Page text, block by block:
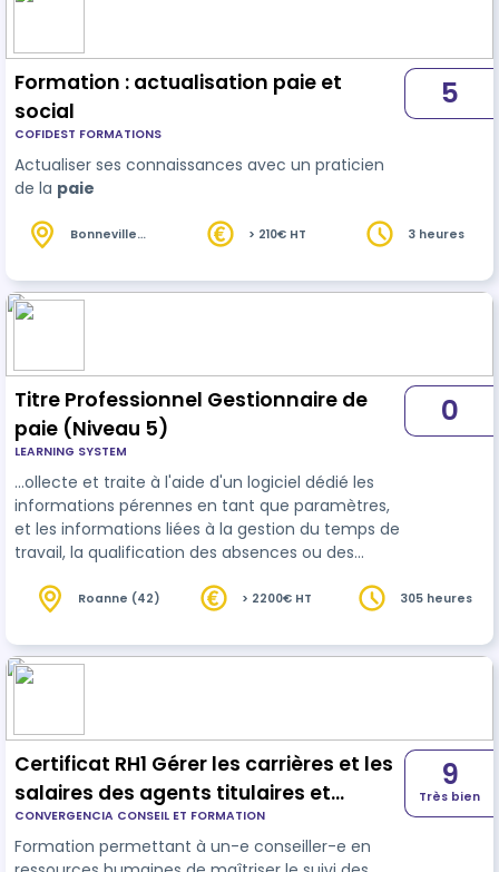
notamment des…
Formation : actualisation paie et
social
COFIDEST FORMATIONS
Actualiser ses connaissances avec un praticien
de la paie
5
Bonneville
> 210€ HT 3 heures
Titre Professionnel Gestionnaire de
paie (Niveau 5)
LEARNING SYSTEM
…ollecte et traite à l'aide d'un logiciel dédié les
informations pérennes en tant que paramètres,
et les informations liées à la gestion du temps de
travail, la qualification des absences ou des
variables depaie. Il établit ponctuellement, sous
exerce en moyennes et grandes entreprises, en
cabinets d'expertise comptable ou chez un
0
Roanne (42) > 2200€ HT 305 heures
Certificat RH1 Gérer les carrières et les
salaires des agents titulaires et
contractuels de la fonction publique
territoriale
CONVERGENCIA CONSEIL ET FORMATION
Formation permettant à un-e conseiller-e en
9
Très bien